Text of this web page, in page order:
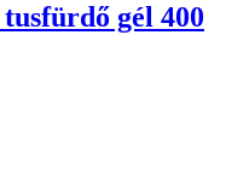
gél 400